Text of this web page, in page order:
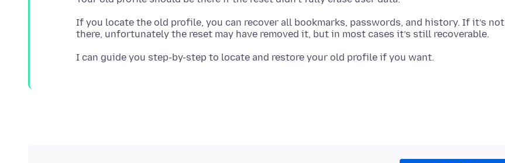
If you locate the old profile, you can recover all bookmarks, passwords, and history. If it’s not